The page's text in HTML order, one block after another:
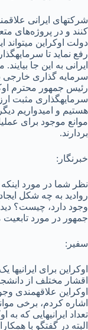
شرکت­های ایرانی
کنند و در پروژه‌های
دولت اوکراین می­تواند
رفع نماید تا
ایرانی به این جا
سرمایه گذاری خارجی
رئیس جمهور محترم
سرمایه­گذاری مثبت
هستیم و امیدواریم
موانع موجود برای
بردارند.
خبرنگار:
نظر شما در مورد
روادید به چه شکل
وجود دارد، چیست؟
جمهور در مورد
سفیر:
اوکراین برای
اقشار مختلف از
اوکراین علاقه­مندی
اشاره کردم، برخی
تعداد ایرانی­هایی که
البته در گفتگو با